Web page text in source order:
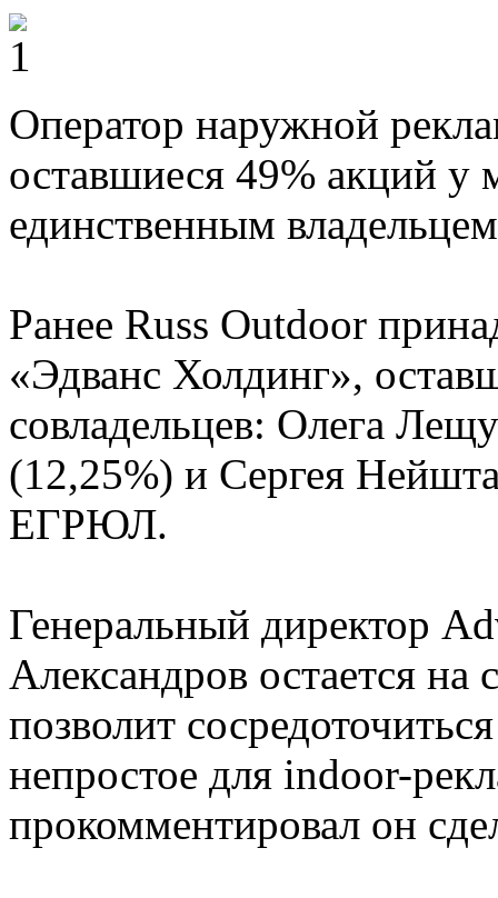
Оператор наружной
оставшиеся 49% акций у
единственным
Ранее Russ Outdoor
«Эдванс Холдинг»,
совладельцев: Олега
(12,25%) и Сергея
ЕГРЮЛ.
Генеральный директор
Александров остается
позволит
непростое для indoor-
прокомментировал он